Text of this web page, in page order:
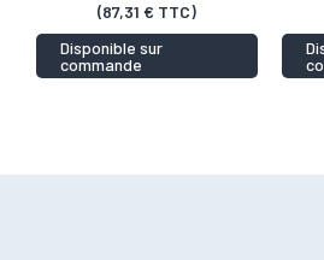
(87,31 € TTC)
Disponible sur
commande